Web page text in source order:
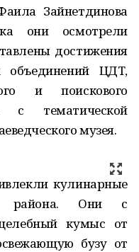
Зайнетдинова
они осмотрели
достижения
объединений ЦДТ,
и поискового
с тематической
музея.
кулинарные
района. Они с
кумыс от
бузу от